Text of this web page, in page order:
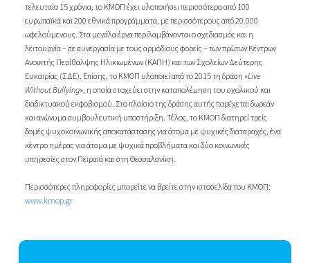
τελευταία 15 χρόνια, το ΚΜΟΠ έχει υλοποιήσει περισσότερα από 100
ευρωπαϊκά και 200 εθνικά προγράμματα, με περισσότερους από 20.000
ωφελούμενους. Στα μεγάλα έργα περιλαμβάνονται ο σχεδιασμός και η
λειτουργία – σε συνεργασία με τους αρμόδιους φορείς – των πρώτων Κέντρων
Ανοικτής Περίθαλψης Ηλικιωμένων (ΚΑΠΗ) και των Σχολείων Δεύτερης
Ευκαιρίας (ΣΔΕ). Επίσης, το ΚΜΟΠ υλοποιεί από το 2015 τη δράση «Live
Without Bullying», η οποία στοχεύει στην καταπολέμηση του σχολικού και
διαδικτυακού εκφοβισμού. Στο πλαίσιο της δράσης αυτής παρέχεται δωρεάν
και ανώνυμα συμβουλευτική υποστήριξη. Τέλος, το ΚΜΟΠ διατηρεί τρείς
δομές ψυχοκοινωνικής αποκατάστασης για άτομα με ψυχικές διαταραχές, ένα
κέντρο ημέρας για άτομα με ψυχικά προβλήματα και δύο κοινωνικές
υπηρεσίες στον Πειραιά και στη Θεσσαλονίκη.
Περισσότερες πληροφορίες μπορείτε να βρείτε στην ιστοσελίδα του ΚΜΟΠ:
www.kmop.gr